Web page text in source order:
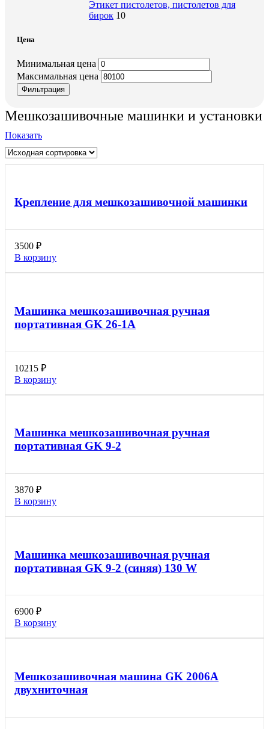
Этикет пистолетов, пистолетов для
бирок 10
Цена
Минимальная цена
Максимальная цена
Фильтрация
Мешкозашивочные машинки и установки
Показать
Крепление для мешкозашивочной машинки
3500 ₽
В корзину
Машинка мешкозашивочная ручная
портативная GK 26-1А
10215 ₽
В корзину
Машинка мешкозашивочная ручная
портативная GK 9-2
3870 ₽
В корзину
Машинка мешкозашивочная ручная
портативная GK 9-2 (синяя) 130 W
6900 ₽
В корзину
Мешкозашивочная машина GK 2006A
двухниточная